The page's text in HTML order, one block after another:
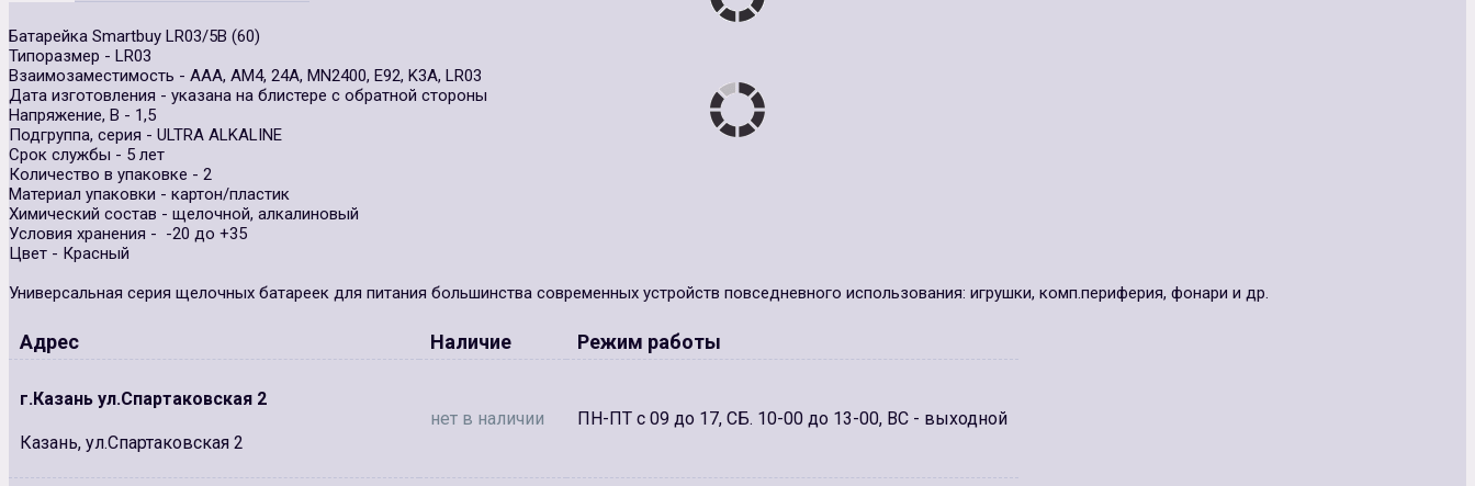
Батарейка Smartbuy LR03/5B (60)
Типоразмер - LR03
Взаимозаместимость - AAA, AM4, 24A, MN2400, E92, K3A, LR03
Дата изготовления - указана на блистере с обратной стороны
Напряжение, В - 1,5
Подгруппа, серия - ULTRA ALKALINE
Срок службы - 5 лет
Количество в упаковке - 2
Материал упаковки - картон/пластик
Химический состав - щелочной, алкалиновый
Условия хранения - -20 до +35
Цвет - Красный
Универсальная серия щелочных батареек для питания большинства современных устройств повседневного использования: игрушки, комп.периферия, фонари и др.
Адрес Наличие Режим работы
г.Казань ул.Спартаковская 2
Казань, ул.Спартаковская 2
нет в наличии ПН-ПТ с 09 до 17, СБ. 10-00 до 13-00, ВС - выходной